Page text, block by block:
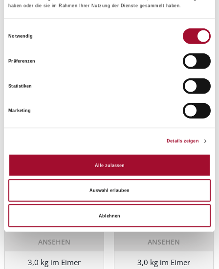
haben oder die sie im Rahmen Ihrer Nutzung der Dienste gesammelt haben.
Notwendig
Präferenzen
Statistiken
Marketing
Details zeigen
Alle zulassen
Auswahl erlauben
Ablehnen
Kaltcreme vegan Kokoskrone
ANSEHEN
3,0 kg im Eimer
ANSEHEN
3,0 kg im Eimer